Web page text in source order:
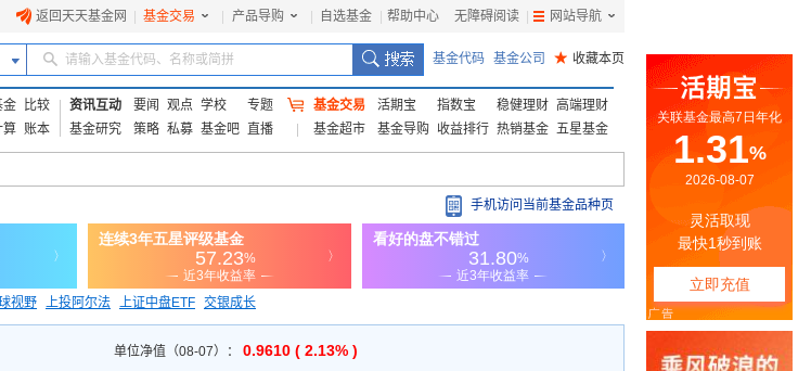
返回天天基金网 基金交易 产品导购 自选基金 帮助中心 无障碍阅读 网站导航
请输入基金代码、名称或简拼 基金代码 基金公司 ★ 收藏本页
金
比较
算 账本
资讯互动 要闻 观点 学校
专题
基金研究
策略 私募 基金吧 直播
基金交易 活期宝 指数宝 稳健理财 高端理财
基金超市
基金导购 收益排行 热销基金 五星基金
手机访问当前基金品种页
视野 上投阿尔法 上证中盘ETF 交银成长
单位净值（08-07）： 0.9610 ( 2.13% )